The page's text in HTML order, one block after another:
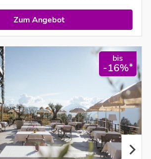
Zum Angebot
bis
-16%*